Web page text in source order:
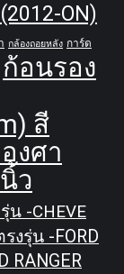
ON)
กล้องถอยหลัง การ์ด
ก้อนรอง
สี
งศา
ว
น -CHEVE
รงรุ่น -FORD
RANGER